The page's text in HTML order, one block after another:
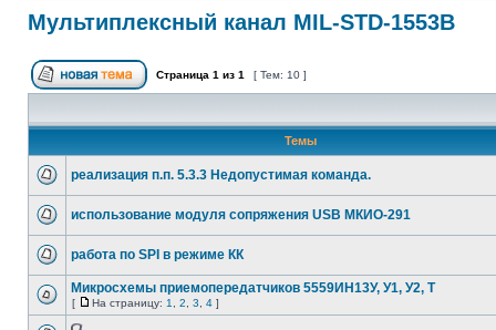
Мультиплексный канал MIL-STD-1553B
Страница 1 из 1 [ Тем: 10 ]
Темы
реализация п.п. 5.3.3 Недопустимая команда.
использование модуля сопряжения USB МКИО-291
работа по SPI в режиме КК
Микросхемы приемопередатчиков 5559ИН13У, У1, У2, Т
[ На страницу: 1 2 3 4 ]